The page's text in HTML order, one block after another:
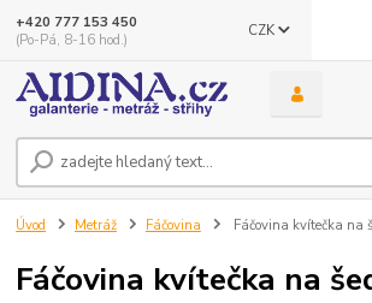
CZK
+420 777 153 450
(Po-Pá, 8-16 hod.)
Úvod Metráž Fáčovina Fáčovina kvítečka na
Fáčovina kvítečka na